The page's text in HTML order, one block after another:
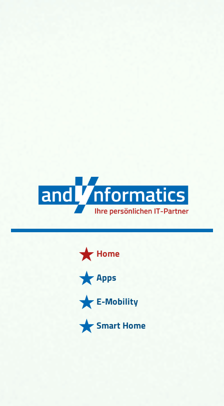
Home
Apps
E-Mobility
Smart Home